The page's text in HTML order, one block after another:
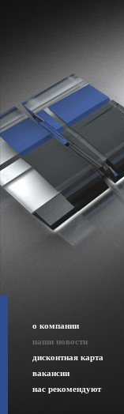
о компании
наши новости
дисконтная карта
вакансии
нас рекомендуют